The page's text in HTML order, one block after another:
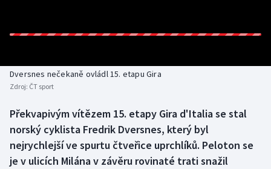
Box
Curling
Florbal
Futsal
Dversnes nečekaně ovládl 15. etapu Gira
Zdroj: ČT sport
Překvapivým vítězem 15. etapy Gira d'Italia se stal
norský cyklista Fredrik Dversnes, který byl
nejrychlejší ve spurtu čtveřice uprchlíků. Peloton se
je v ulicích Milána v závěru rovinaté trati snažil